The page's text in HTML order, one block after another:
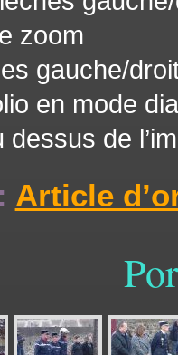
zoom
gauche/
en mode
dessus de
Article